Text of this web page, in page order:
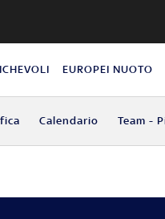
EUROPEI NUOTO
Calendario Team -